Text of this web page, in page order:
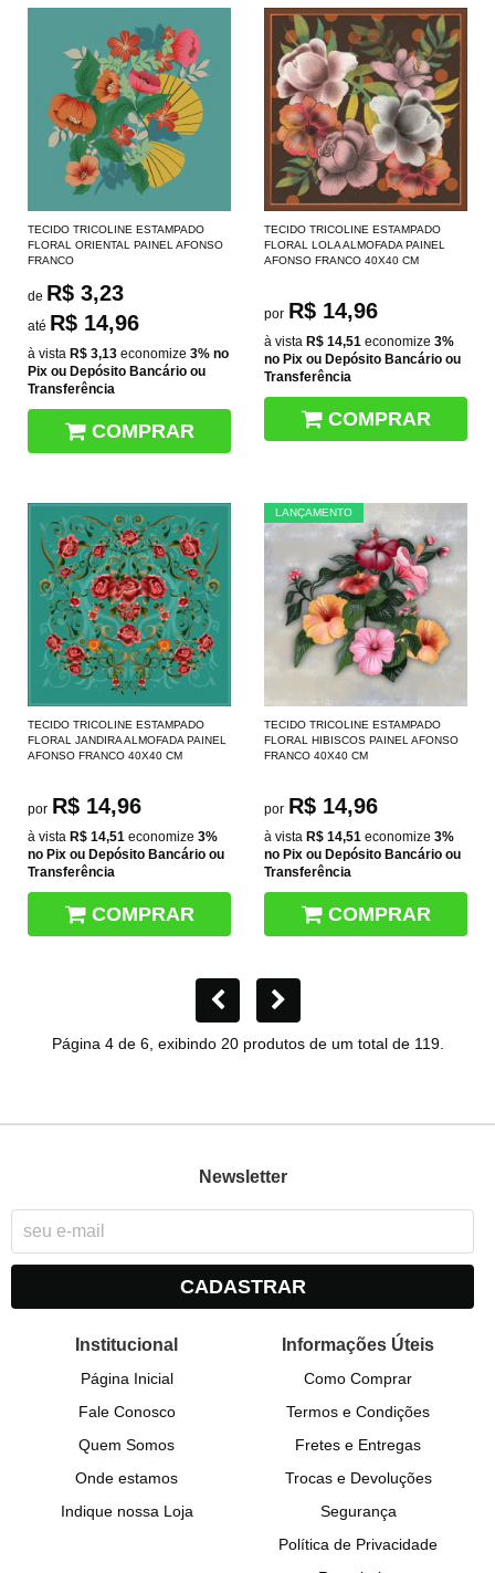
TECIDO TRICOLINE ESTAMPADO
FLORAL ORIENTAL PAINEL AFONSO
FRANCO
de R$ 3,23
até R$ 14,96
à vista R$ 3,13 economize 3% no
Pix ou Depósito Bancário ou
Transferência
COMPRAR
TECIDO TRICOLINE ESTAMPADO
FLORAL LOLA ALMOFADA PAINEL
AFONSO FRANCO 40X40 CM
por R$ 14,96
à vista R$ 14,51 economize 3%
no Pix ou Depósito Bancário ou
Transferência
COMPRAR
TECIDO TRICOLINE ESTAMPADO
FLORAL JANDIRA ALMOFADA PAINEL
AFONSO FRANCO 40X40 CM
por R$ 14,96
à vista R$ 14,51 economize 3%
no Pix ou Depósito Bancário ou
Transferência
COMPRAR
LANÇAMENTO
TECIDO TRICOLINE ESTAMPADO
FLORAL HIBISCOS PAINEL AFONSO
FRANCO 40X40 CM
por R$ 14,96
à vista R$ 14,51 economize 3%
no Pix ou Depósito Bancário ou
Transferência
COMPRAR
Página 4 de 6, exibindo 20 produtos de um total de 119.
Newsletter
CADASTRAR
Institucional
Página Inicial
Fale Conosco
Quem Somos
Onde estamos
Indique nossa Loja
Informações Úteis
Como Comprar
Termos e Condições
Fretes e Entregas
Trocas e Devoluções
Segurança
Política de Privacidade